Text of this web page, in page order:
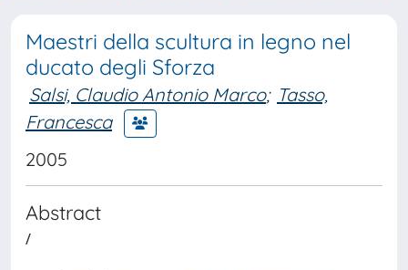
Maestri della scultura in legno nel
ducato degli Sforza
Salsi, Claudio Antonio Marco; Tasso,
Francesca
2005
Abstract
/